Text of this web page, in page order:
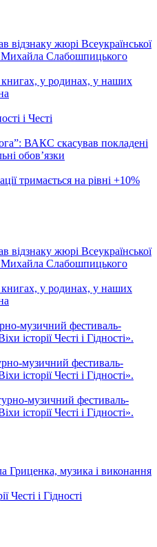
жюрі Всеукраїнської
Михайла Слабошпицького
у родинах, у наших
і Честі
ВАКС скасував покладені
обов’язки
тримається на рівні +10%
жюрі Всеукраїнської
Михайла Слабошпицького
у родинах, у наших
музичний фестиваль-
історії Честі і Гідності».
музичний фестиваль-
історії Честі і Гідності».
музичний фестиваль-
історії Честі і Гідності».
Гриценка, музика і виконання
Честі і Гідності